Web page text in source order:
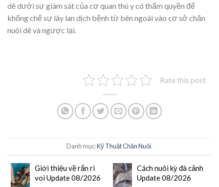
dê dưới sự giám sát của cơ quan thú y có thẩm quyền để
khống chế sự lây lan dịch bệnh từ bên ngoài vào cơ sở chăn
nuôi dê và ngược lại.
Rate this post
Danh mục:Kỹ Thuật Chăn Nuôi.
Giới thiệu về rắn ri
voi Update 08/2026
Cách nuôi kỳ đà cảnh
Update 08/2026